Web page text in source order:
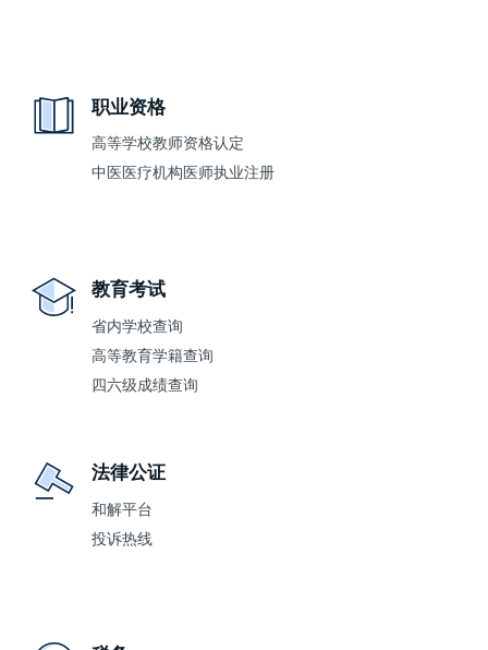
职业资格
高等学校教师资格认定
中医医疗机构医师执业注册
教育考试
省内学校查询
高等教育学籍查询
四六级成绩查询
法律公证
和解平台
投诉热线